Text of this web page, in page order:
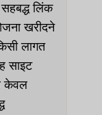
लिंक
खरीदने
लागत
साइट
केवल